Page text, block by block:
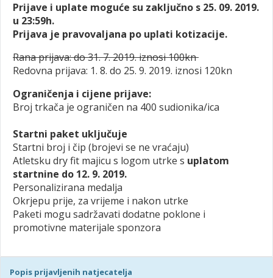
Prijave i uplate moguće su zaključno s 25. 09. 2019.
u 23:59h.
Prijava je pravovaljana po uplati kotizacije.
Rana prijava: do 31. 7. 2019. iznosi 100kn
Redovna prijava: 1. 8. do 25. 9. 2019. iznosi 120kn
Ograničenja i cijene prijave:
Broj trkača je ograničen na 400 sudionika/ica
Startni paket uključuje
Startni broj i čip (brojevi se ne vraćaju)
Atletsku dry fit majicu s logom utrke s uplatom
startnine do 12. 9. 2019.
Personalizirana medalja
Okrjepu prije, za vrijeme i nakon utrke
Paketi mogu sadržavati dodatne poklone i
promotivne materijale sponzora
Popis prijavljenih natjecatelja